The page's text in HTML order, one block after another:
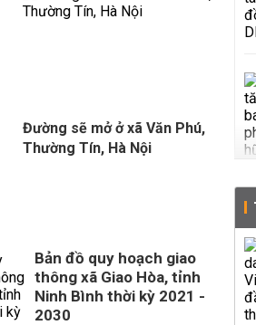
Đường sẽ mở ở xã Văn Phú,
Thường Tín, Hà Nội
Bản đồ quy hoạch giao
thông xã Giao Hòa, tỉnh
Ninh Bình thời kỳ 2021 -
2030